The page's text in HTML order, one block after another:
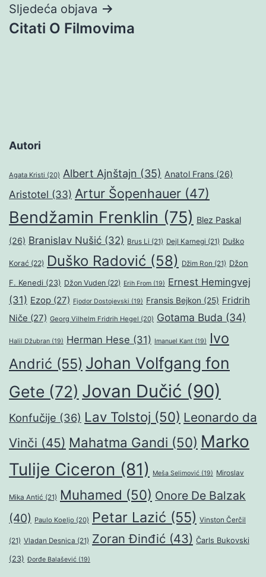
Sljedeća objava
Citati O Filmovima
Autori
Agata Kristi (20) Albert Ajnštajn (35) Anatol Frans (26)
Aristotel (33) Artur Šopenhauer (47)
Bendžamin Frenklin (75) Blez Paskal
(26) Branislav Nušić (32) Brus Li (21) Dejl Karnegi (21) Duško
Korać (22) Duško Radović (58) Džim Ron (21) Džon
F. Kenedi (23) Džon Vuden (22) Erih From (19) Ernest Hemingvej
(31) Ezop (27) Fjodor Dostojevski (19) Fransis Bejkon (25) Fridrih
Niče (27) Georg Vilhelm Fridrih Hegel (20) Gotama Buda (34)
Halil Džubran (19) Herman Hese (31) Imanuel Kant (19)
Ivo
Andrić (55) Johan Volfgang fon
Gete (72) Jovan Dučić (90)
Konfučije (36) Lav Tolstoj (50) Leonardo da
Vinči (45) Mahatma Gandi (50) Marko
Tulije Ciceron (81) Meša Selimović (19) Miroslav
Mika Antić (21) Muhamed (50) Onore De Balzak
(40) Paulo Koeljo (20) Petar Lazić (55) Vinston Čerčil
(21) Vladan Desnica (21) Zoran Đinđić (43) Čarls Bukovski
(23) Đorđe Balašević (19)